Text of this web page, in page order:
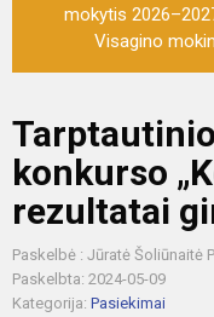
mokytis
Visagino
konkurso
rezultatai
Paskelbė : Jūratė Šoliūnaitė
Paskelbta: 2024-05-09
Kategorija: Pasiekimai